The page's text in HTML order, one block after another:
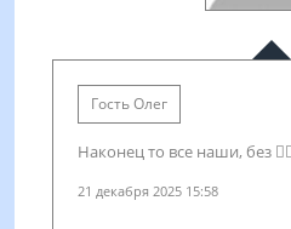
Гость Олег
Наконец то все наши, без
21 декабря 2025 15:58